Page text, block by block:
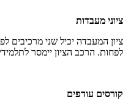
ציוני מעבדות
לפחות. הרכב הציון יימסר
קורסים עודפים